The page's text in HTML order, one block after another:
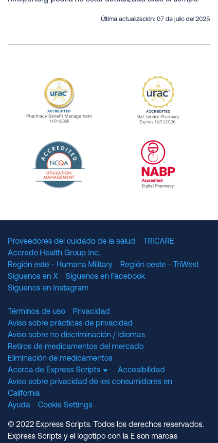
Última actualización: 07 de julio del 2025
URAC Accredited Pharmacy Benefit
URAC
Proveedores del cuidado de la salud
TRICARE
Accredo Health Group Inc.
Región este - Humana Military
Región oeste - TriWest
Síguenos en X
Síguenos en Facebook
Síguenos en Instagram
Términos de uso
Privacidad
Aviso sobre prácticas de privacidad
Aviso sobre no discriminación / Idiomas
Retiros de medicamentos del mercado
Eliminación de medicamentos
Acerca de Express Scripts
Accesibilidad
Aviso sobre privacidad de los consumidores en
California
Ayuda
Cookie Settings
© 2022 Express Scripts. Todos los derechos reservados.
Express Scripts y el logotipo con la E son marcas